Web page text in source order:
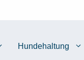
Hundehaltung